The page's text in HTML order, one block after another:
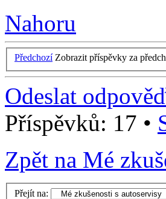
Nahoru
Předchozí Zobrazit příspěvky za
Odeslat
Příspěvků: 17 •
Zpět na Mé
Přejít na: